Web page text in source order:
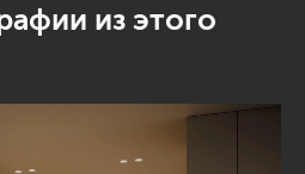
из этого